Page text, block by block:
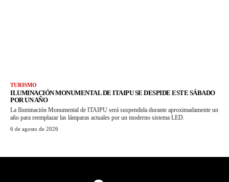
TURISMO
ILUMINACIÓN MONUMENTAL DE ITAIPU SE DESPIDE ESTE SÁBADO
POR UN AÑO
La Iluminación Monumental de ITAIPU será suspendida durante aproximadamente un
año para reemplazar las lámparas actuales por un moderno sistema LED.
6 de agosto de 2026